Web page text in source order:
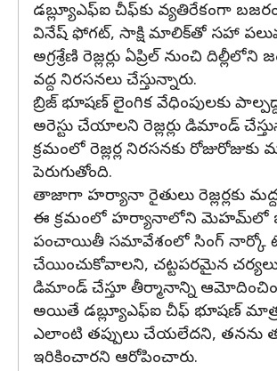
డబ్ల్యూఎఫ్ఐ చీఫ్‌కు వ్యతిరేకంగా
వినేష్ ఫోగట్, సాక్షి మాలిక్‌తో సహా
అగ్రశ్రేణి రెజ్లర్లు ఏప్రిల్ నుంచి
వద్ద నిరసనలు చేస్తున్నారు.
బ్రిజ్ భూషణ్ లైంగిక వేధింపులకు
అరెస్టు చేయాలని రెజ్లర్లు డిమాండ్
క్రమంలో రెజ్లర్ల నిరసనకు రోజురోజుకు
పెరుగుతోంది.
తాజాగా హర్యానా రైతులు రెజ్లర్లకు
ఈ క్రమంలో హర్యానాలోని మెహమ్‌లో
పంచాయితీ సమావేశంలో సింగ్ నార్కో
చేయించుకోవాలని, చట్టపరమైన
డిమాండ్ చేస్తూ తీర్మానాన్ని
అయితే డబ్ల్యూఎఫ్ఐ చీఫ్‌ భూషణ్
ఎలాంటి తప్పులు చేయలేదని, తనను
ఇరికించారని ఆరోపించారు.